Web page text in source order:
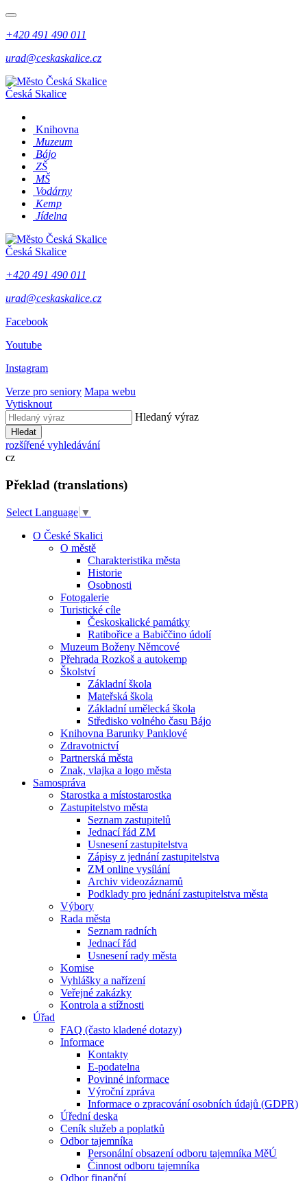
+420 491 490 011
urad@ceskaskalice.cz
Česká Skalice
Knihovna
Muzeum
Bájo
ZŠ
MŠ
Vodárny
Kemp
Jídelna
Česká Skalice
+420 491 490 011
urad@ceskaskalice.cz
Facebook
Youtube
Instagram
Verze pro seniory Mapa webu
Vytisknout
Hledaný výraz
Hledat
rozšířené vyhledávání
cz
Překlad (translations)
Select Language ▼
O České Skalici
O městě
Charakteristika města
Historie
Osobnosti
Fotogalerie
Turistické cíle
Českoskalické památky
Ratibořice a Babiččino údolí
Muzeum Boženy Němcové
Přehrada Rozkoš a autokemp
Školství
Základní škola
Mateřská škola
Základní umělecká škola
Středisko volného času Bájo
Knihovna Barunky Panklové
Zdravotnictví
Partnerská města
Znak, vlajka a logo města
Samospráva
Starostka a místostarostka
Zastupitelstvo města
Seznam zastupitelů
Jednací řád ZM
Usnesení zastupitelstva
Zápisy z jednání zastupitelstva
ZM online vysílání
Archiv videozáznamů
Podklady pro jednání zastupitelstva města
Výbory
Rada města
Seznam radních
Jednací řád
Usnesení rady města
Komise
Vyhlášky a nařízení
Veřejné zakázky
Kontrola a stížnosti
Úřad
FAQ (často kladené dotazy)
Informace
Kontakty
E-podatelna
Povinné informace
Výroční zpráva
Informace o zpracování osobních údajů (GDPR)
Úřední deska
Ceník služeb a poplatků
Odbor tajemníka
Personální obsazení odboru tajemníka MěÚ
Činnost odboru tajemníka
Odbor finanční